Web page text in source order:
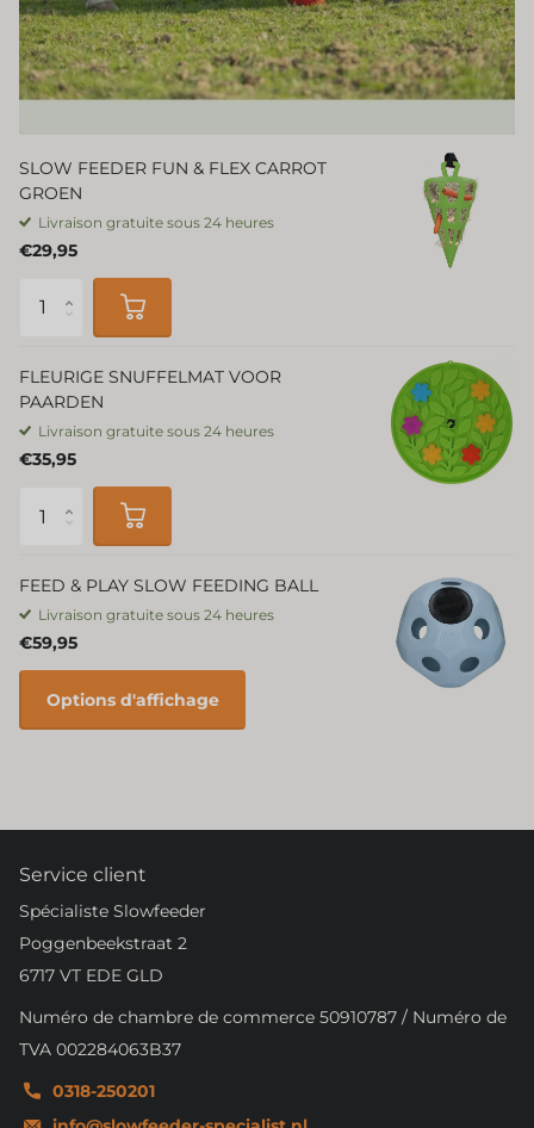
SLOW FEEDER FUN & FLEX CARROT
GROEN
Livraison gratuite sous 24 heures
€29,95
FLEURIGE SNUFFELMAT VOOR
PAARDEN
Livraison gratuite sous 24 heures
€35,95
FEED & PLAY SLOW FEEDING BALL
Livraison gratuite sous 24 heures
€59,95
Options d'affichage
Service client
Spécialiste Slowfeeder
Poggenbeekstraat 2
6717 VT EDE GLD
Numéro de chambre de commerce 50910787 / Numéro de
TVA 002284063B37
0318-250201